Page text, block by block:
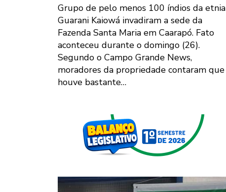
Grupo de pelo menos 100 índios da etnia
Guarani Kaiowá invadiram a sede da
Fazenda Santa Maria em Caarapó. Fato
aconteceu durante o domingo (26).
Segundo o Campo Grande News,
moradores da propriedade contaram que
houve bastante…